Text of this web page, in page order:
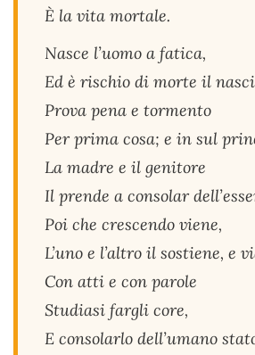
È la vita mortale.
Nasce l’uomo a fatica,
Ed è rischio di morte il
Prova pena e tormento
Per prima cosa; e in sul
La madre e il genitore
Il prende a consolar
Poi che crescendo viene,
L’uno e l’altro il sostiene, e
Con atti e con parole
Studiasi fargli core,
E consolarlo dell’umano